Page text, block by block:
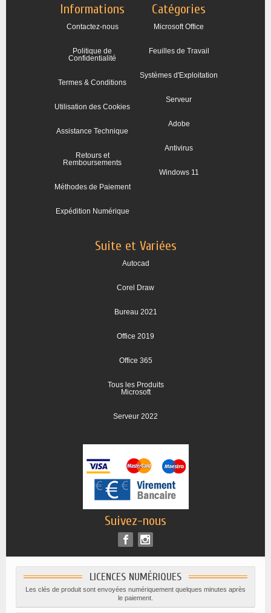
Informations
Contactez-nous
Politique de
Confidentialité
Termes & Conditions
Utilisation des Cookies
Assistance Technique
Retours et
Remboursements
Méthodes de Paiement
Expédition Numérique
Catégories
Microsoft Office
Feuilles de Travail
Systèmes d'Exploitation
Serveur
Adobe
Antivirus
Windows 11
Suite et Variées
Autocad
Corel Draw
Bureau 2021
Office 2019
Office 365
Tous les Produits
Microsoft
Serveur 2022
Suivez-nous
LICENCES NUMÉRIQUES
Les clés de produit sont envoyées numériquement quelques minutes après
le paiement.